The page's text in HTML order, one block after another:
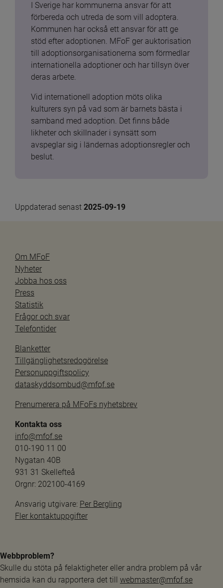
I Sverige har kommunerna ansvar för att
förbereda och utreda de som vill adoptera.
Kommunen har också ett ansvar för att ge
stöd efter adoptionen. MFoF ger auktorisation
till adoptionsorganisationerna som förmedlar
internationella adoptioner och har tillsyn över
deras arbete.
Vid internationell adoption möts olika
kulturers syn på vad som är barnets bästa i
samband med adoption. Det finns både
likheter och skillnader i synsätt som
avspeglar sig i ländernas adoptionsregler och
beslut.
Uppdaterad senast 2025-09-19
Om MFoF
Nyheter
Jobba hos oss
Press
Statistik
Frågor och svar
Telefontider
Blanketter
Tillgänglighetsredogörelse
Personuppgiftspolicy
dataskyddsombud@mfof.se
Prenumerera på MFoFs nyhetsbrev
Kontakta oss
info@mfof.se
010-190 11 00
Nygatan 40B
931 31 Skellefteå
Orgnr: 202100-4169
Ansvarig utgivare: Per Bergling
Fler kontaktuppgifter
Webbproblem?
Skulle du stöta på felaktigheter eller andra problem på vår
hemsida kan du rapportera det till webmaster@mfof.se